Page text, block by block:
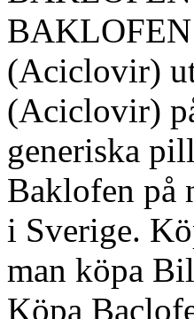
(Aciclovir)
(Aciclovir)
generiska
Baklofen på
i Sverige.
man köpa
Köpa